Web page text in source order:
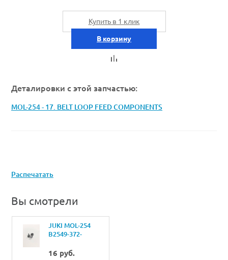
Купить в 1 клик
В корзину
Деталировки с этой запчастью:
MOL-254 - 17. BELT LOOP FEED COMPONENTS
Распечатать
Вы смотрели
JUKI MOL-254
B2549-372-
A
16 руб.